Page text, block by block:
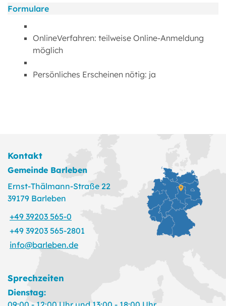
Formulare
OnlineVerfahren: teilweise Online-Anmeldung
möglich
Persönliches Erscheinen nötig: ja
Kontakt
Gemeinde Barleben
Ernst-Thälmann-Straße 22
39179 Barleben
+49 39203 565-0
+49 39203 565-2801
info@barleben.de
Sprechzeiten
Dienstag: